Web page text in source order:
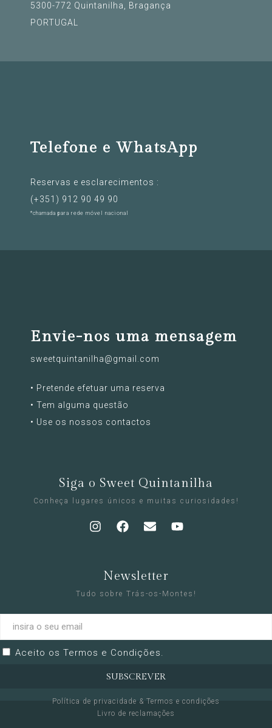
5300-772 Quintanilha, Bragança
PORTUGAL
Telefone e WhatsApp
Reservas e esclarecimentos :
(+351) ‭912 90 49 90‬
*chamada para rede móvel nacional
Envie-nos uma mensagem
sweetquintanilha@gmail.com
• Pretende efetuar uma reserva
• Tem alguma questão
• Use os nossos contactos
Siga o Sweet Quintanilha
Conheça lugares únicos e muitas curiosidades!
Newsletter
Tudo sobre Trás-os-Montes!
Aceito os Termos e Condições.
SUBSCREVER
Política de privacidade & Termos e condições
Livro de reclamações